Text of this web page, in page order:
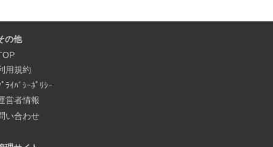
の他
用規約
ﾗｲﾊﾞｼｰﾎﾟﾘｼｰ
営者情報
い合わせ